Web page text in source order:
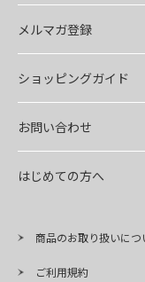
メルマガ登録
ショッピングガイド
お問い合わせ
はじめての方へ
商品のお取り扱いにつ
ご利用規約